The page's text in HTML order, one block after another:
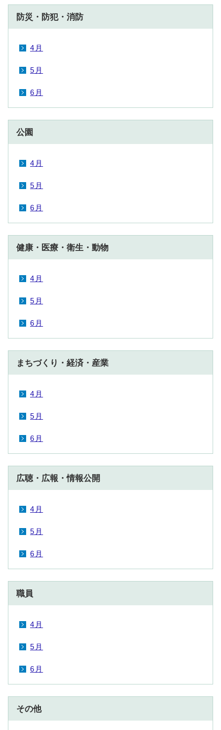
防災・防犯・消防
4月
5月
6月
公園
4月
5月
6月
健康・医療・衛生・動物
4月
5月
6月
まちづくり・経済・産業
4月
5月
6月
広聴・広報・情報公開
4月
5月
6月
職員
4月
5月
6月
その他